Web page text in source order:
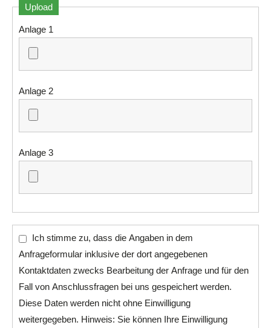
Upload
Anlage 1
Anlage 2
Anlage 3
Ich stimme zu, dass die Angaben in dem
Anfrageformular inklusive der dort angegebenen
Kontaktdaten zwecks Bearbeitung der Anfrage und für den
Fall von Anschlussfragen bei uns gespeichert werden.
Diese Daten werden nicht ohne Einwilligung
weitergegeben. Hinweis: Sie können Ihre Einwilligung